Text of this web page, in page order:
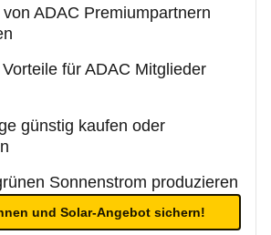
ADAC Premiumpartnern
für ADAC Mitglieder
günstig kaufen oder
Sonnenstrom produzieren
und Solar-Angebot sichern!